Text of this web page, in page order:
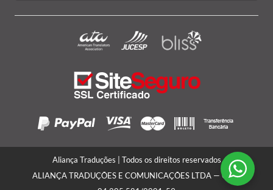
Aliança Traduções | Todos os direitos reservados
ALIANÇA TRADUÇÕES E COMUNICAÇÕES LTDA — CNPJ